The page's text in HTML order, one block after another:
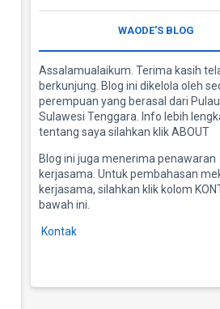
WAODE'S BLOG
Assalamualaikum. Terima kasih
berkunjung. Blog ini dikelola oleh
perempuan yang berasal dari
Sulawesi Tenggara. Info lebih
tentang saya silahkan klik ABOUT
Blog ini juga menerima penawaran
kerjasama. Untuk pembahasan
kerjasama, silahkan klik kolom
bawah ini.
Kontak